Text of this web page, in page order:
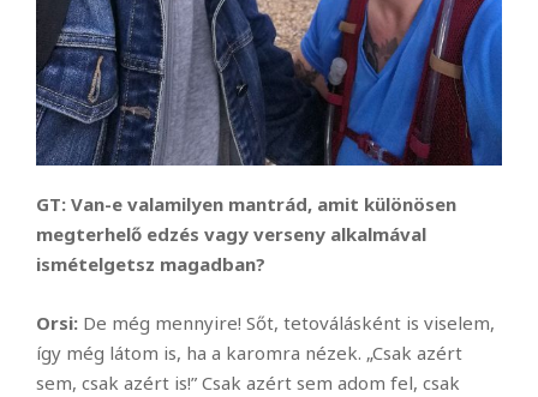
GT: Van-e valamilyen mantrád, amit különösen
megterhelő edzés vagy verseny alkalmával
ismételgetsz magadban?
Orsi: De még mennyire! Sőt, tetoválásként is viselem,
így még látom is, ha a karomra nézek. „Csak azért
sem, csak azért is!” Csak azért sem adom fel, csak